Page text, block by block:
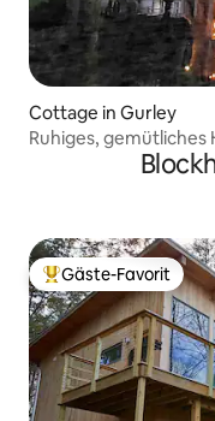
Cottage in Gurley
Ruhiges, gemütliches
Beliebter Gäste-
Gäste-Favorit